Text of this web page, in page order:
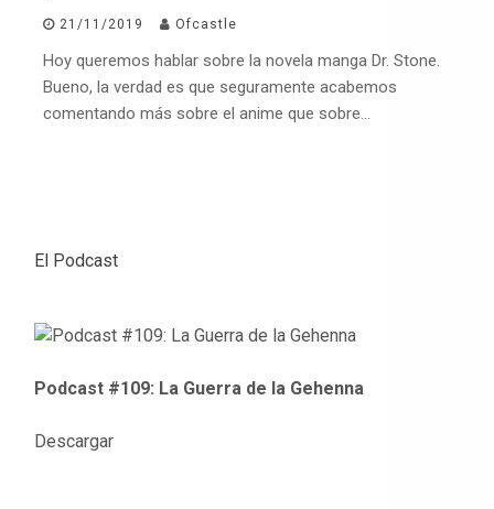
21/11/2019 Ofcastle
Hoy queremos hablar sobre la novela manga Dr. Stone.
Bueno, la verdad es que seguramente acabemos
comentando más sobre el anime que sobre…
El Podcast
Podcast #109: La Guerra de la Gehenna
Descargar